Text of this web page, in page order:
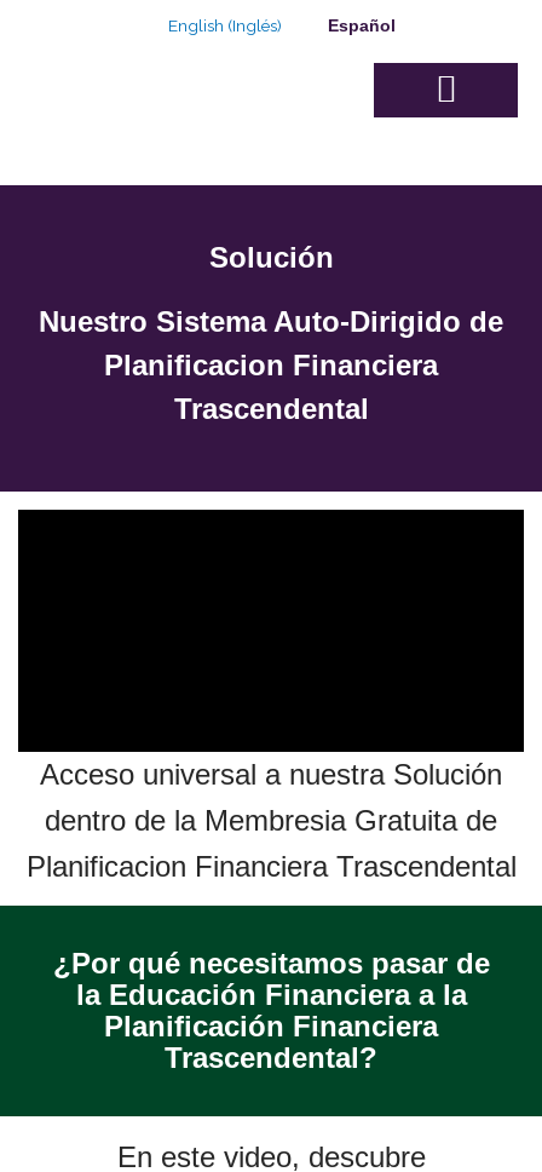
English (Inglés) Español
Solución
Nuestro Sistema Auto-Dirigido de
Planificacion Financiera
Trascendental
Acceso universal a nuestra Solución
dentro de la Membresia Gratuita de
Planificacion Financiera Trascendental
¿Por qué necesitamos pasar de
la Educación Financiera a la
Planificación Financiera
Trascendental?
En este video, descubre